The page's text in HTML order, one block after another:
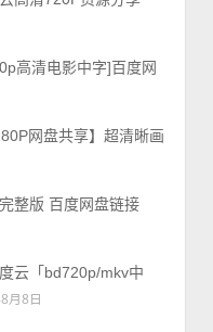
高清电影中字]百度网
网盘共享】超清晰画
整版 百度网盘链接
云「bd720p/mkv中
月8日